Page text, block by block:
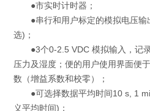
●市实时计时器；
●串行和用户标定的模拟电压输
选)；
●3个0-2.5 VDC 模拟输入，记录
压力及湿度；便的用户使用界面便
数（增益系数和校零）；
●可选择数据平均时间10 s, 1
义平均时间)；